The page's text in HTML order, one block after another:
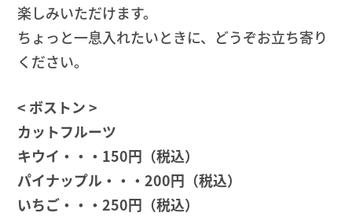
楽しみいただけます。
ちょっと一息入れたいときに、どうぞお立ち寄り
ください。
< ボストン >
カットフルーツ
キウイ・・・150円（税込）
パイナップル・・・200円（税込）
いちご・・・250円（税込）